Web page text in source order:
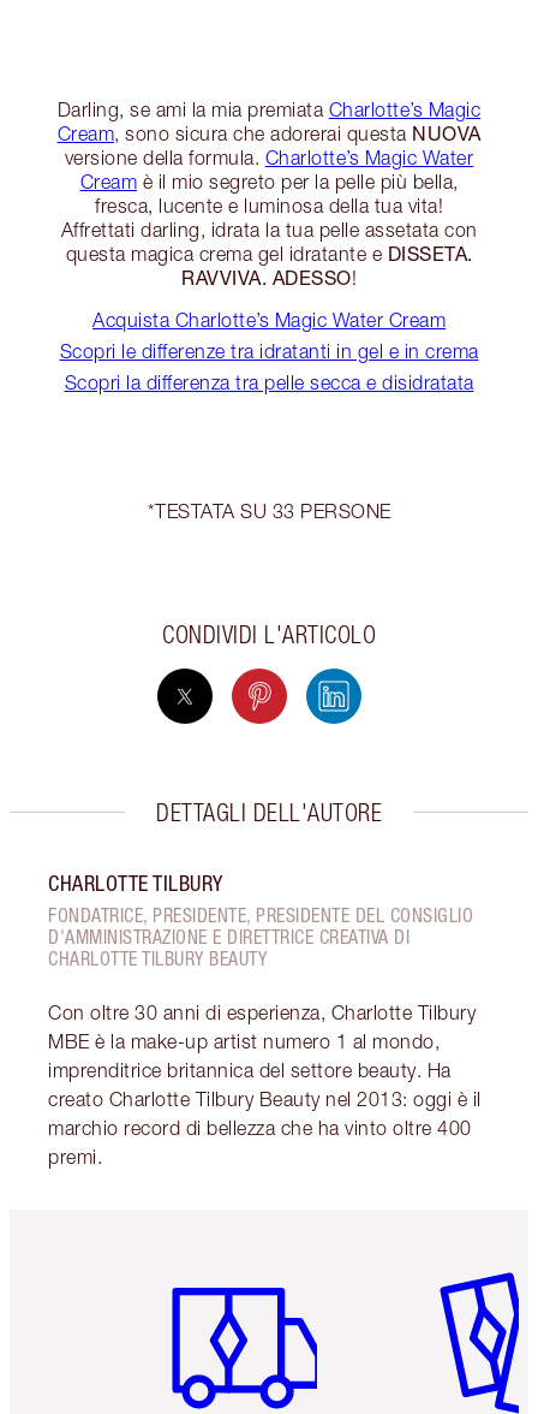
Darling, se ami la mia premiata Charlotte’s Magic
Cream , sono sicura che adorerai questa NUOVA
versione della formula. Charlotte’s Magic Water
Cream è il mio segreto per la pelle più bella,
fresca, lucente e luminosa della tua vita!
Affrettati darling, idrata la tua pelle assetata con
questa magica crema gel idratante e DISSETA.
RAVVIVA. ADESSO!
Acquista Charlotte’s Magic Water Cream
Scopri le differenze tra idratanti in gel e in crema
Scopri la differenza tra pelle secca e disidratata
*TESTATA SU 33 PERSONE
CONDIVIDI L'ARTICOLO
DETTAGLI DELL'AUTORE
CHARLOTTE TILBURY
FONDATRICE, PRESIDENTE, PRESIDENTE DEL CONSIGLIO
D'AMMINISTRAZIONE E DIRETTRICE CREATIVA DI
CHARLOTTE TILBURY BEAUTY
Con oltre 30 anni di esperienza, Charlotte Tilbury
MBE è la make-up artist numero 1 al mondo,
imprenditrice britannica del settore beauty. Ha
creato Charlotte Tilbury Beauty nel 2013: oggi è il
marchio record di bellezza che ha vinto oltre 400
premi.